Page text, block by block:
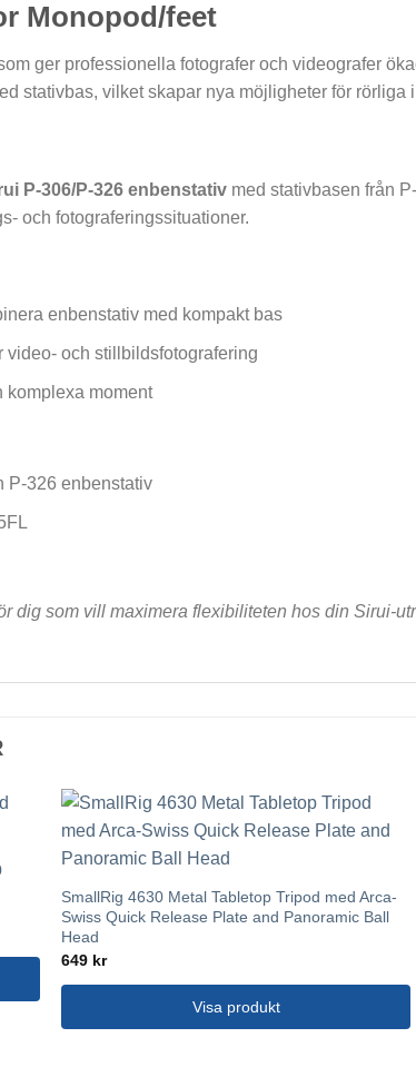
Monopod/feet
ger professionella fotografer och videografer
stativbas, vilket skapar nya möjligheter för rörliga
P-306/P-326 enbenstativ med stativbasen från
och fotograferingssituationer.
enbenstativ med kompakt bas
video- och stillbildsfotografering
komplexa moment
P-326 enbenstativ
dig som vill maximera flexibiliteten hos din Sirui-
SmallRig 4630 Metal Tabletop Tripod med Arca-
Swiss Quick Release Plate and Panoramic Ball
Head
649 kr
Visa produkt